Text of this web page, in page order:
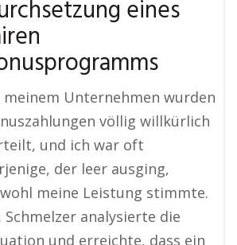
eines
meinem Unternehmen wurden
völlig willkürlich
und ich war oft
der leer ausging,
meine Leistung stimmte.
Schmelzer analysierte die
und erreichte, dass ein